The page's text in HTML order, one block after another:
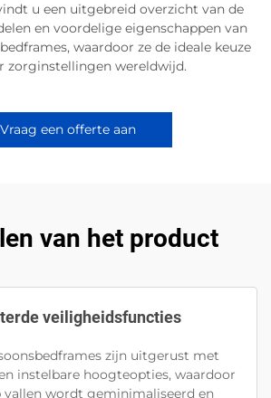
u een uitgebreid overzicht van de
en voordelige eigenschappen van
waardoor ze de ideale keuze
zorginstellingen wereldwijd.
Vraag een offerte aan
van het product
veiligheidsfuncties
zijn uitgerust met
instelbare hoogteopties, waardoor
vallen wordt geminimaliseerd en